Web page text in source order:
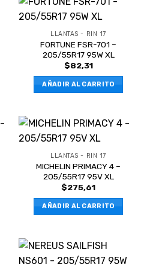
LLANTAS - RIN 17
FORTUNE FSR-701 –
205/55R17 95W XL
$82,31
AÑADIR AL CARRITO
LLANTAS - RIN 17
MICHELIN PRIMACY 4 –
205/55R17 95V XL
$275,61
AÑADIR AL CARRITO